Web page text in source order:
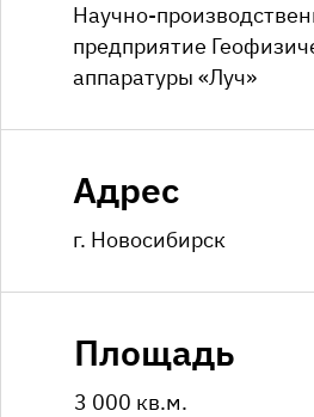
Научно-
предприятие
аппаратуры «Луч»
Адрес
г. Новосибирск
Площадь
3 000 кв.м.